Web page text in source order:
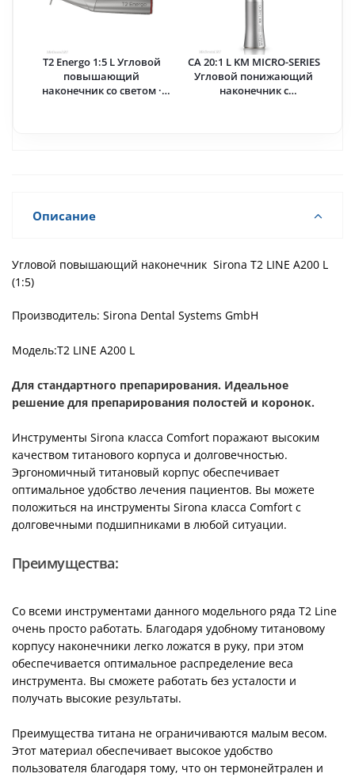
T2 Energo 1:5 L Угловой
повышающий
наконечник со светом ·
CA 20:1 L KM MICRO-SERIES
Угловой понижающий
наконечник с
Описание
Угловой повышающий наконечник Sirona T2 LINE A200 L
(1:5)
Производитель: Sirona Dental Systems GmbH
Модель:T2 LINE A200 L
Для стандартного препарирования. Идеальное
решение для препарирования полостей и коронок.
Инструменты Sirona класса Comfort поражают высоким
качеством титанового корпуса и долговечностью.
Эргономичный титановый корпус обеспечивает
оптимальное удобство лечения пациентов. Вы можете
положиться на инструменты Sirona класса Сomfort с
долговечными подшипниками в любой ситуации.
Преимущества:
Со всеми инструментами данного модельного ряда T2 Line
очень просто работать. Благодаря удобному титановому
корпусу наконечники легко ложатся в руку, при этом
обеспечивается оптимальное распределение веса
инструмента. Вы сможете работать без усталости и
получать высокие результаты.
Преимущества титана не ограничиваются малым весом.
Этот материал обеспечивает высокое удобство
пользователя благодаря тому, что он термонейтрален и